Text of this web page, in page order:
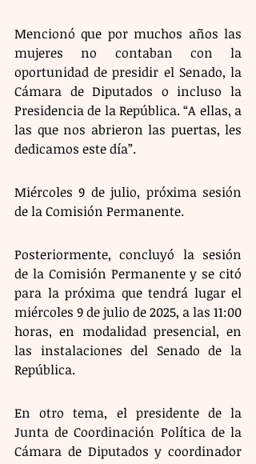
Mencionó que por muchos años las
mujeres no contaban con la
oportunidad de presidir el Senado, la
Cámara de Diputados o incluso la
Presidencia de la República. “A ellas, a
las que nos abrieron las puertas, les
dedicamos este día”.
Miércoles 9 de julio, próxima sesión
de la Comisión Permanente.
Posteriormente, concluyó la sesión
de la Comisión Permanente y se citó
para la próxima que tendrá lugar el
miércoles 9 de julio de 2025, a las 11:00
horas, en modalidad presencial, en
las instalaciones del Senado de la
República.
En otro tema, el presidente de la
Junta de Coordinación Política de la
Cámara de Diputados y coordinador